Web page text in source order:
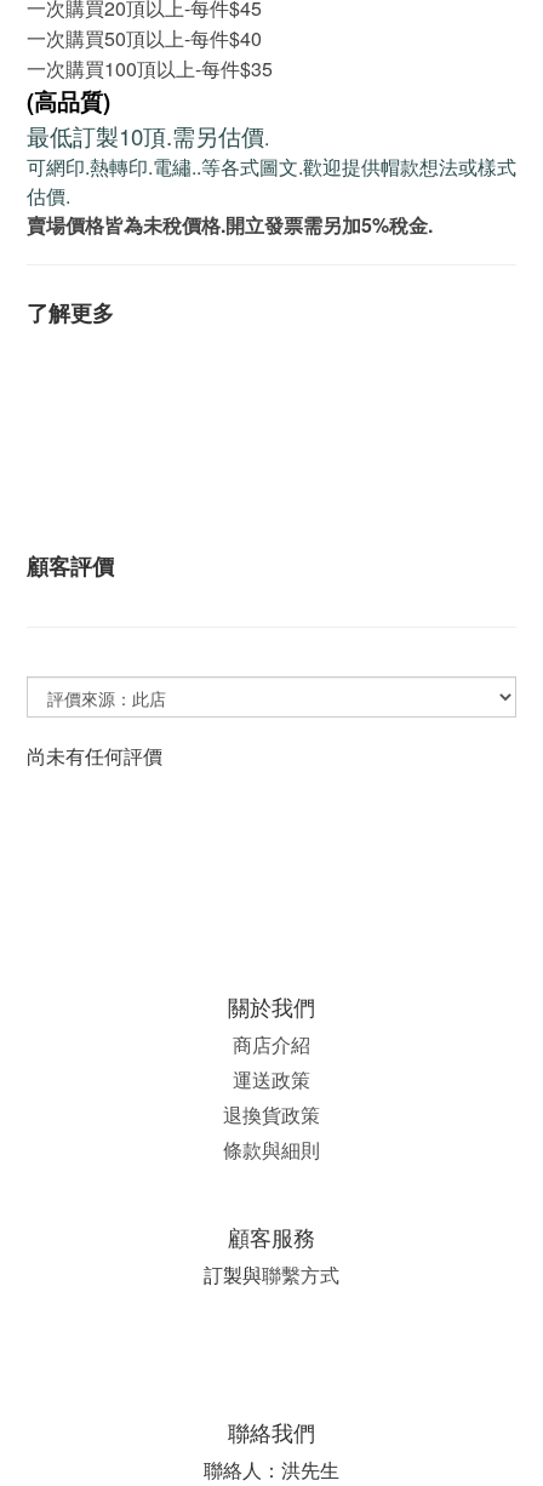
一次購買20頂以上-每件$45
一次購買50頂以上-每件$40
一次購買100頂以上-每件$35
(高品質)
最低訂製10頂.需另估價.
可網印.熱轉印.電繡..等各式圖文.歡迎提供帽款想法或樣式
估價.
賣場價格皆為未稅價格.開立發票需另加5%稅金.
了解更多
顧客評價
尚未有任何評價
關於我們
商店介紹
運送政策
退換貨政策
條款與細則
顧客服務
訂製與聯繫方式
聯絡我們
聯絡人：洪先生